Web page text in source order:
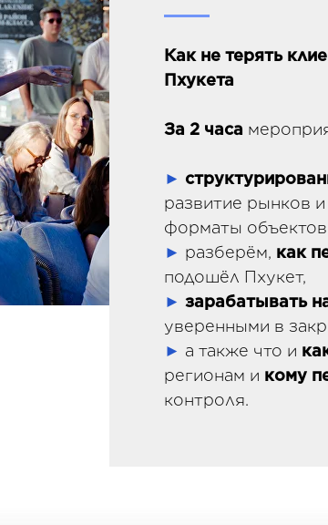
Как не терять
Пхукета
За 2 часа
►
развитие рынков
форматы
► разберём, как
подошёл Пхукет,
► зарабатывать
уверенными в
► а также что и
регионам и кому
контроля.